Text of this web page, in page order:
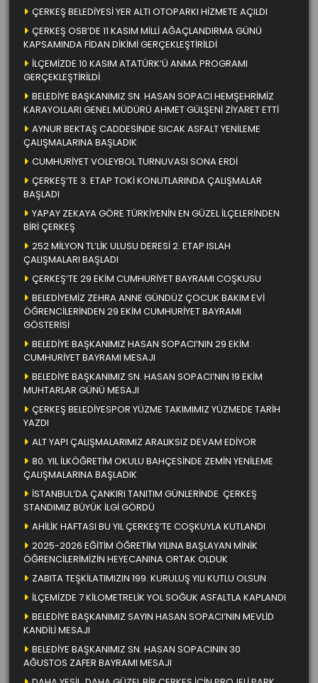
ÇERKEŞ BELEDİYESİ YER ALTI OTOPARKI HİZMETE AÇILDI
ÇERKEŞ OSB’DE 11 KASIM MİLLİ AĞAÇLANDIRMA GÜNÜ
KAPSAMINDA FİDAN DİKİMİ GERÇEKLEŞTİRİLDİ
İLÇEMİZDE 10 KASIM ATATÜRK’Ü ANMA PROGRAMI
GERÇEKLEŞTİRİLDİ
BELEDİYE BAŞKANIMIZ SN. HASAN SOPACI HEMŞEHRİMİZ
KARAYOLLARI GENEL MÜDÜRÜ AHMET GÜLŞENİ ZİYARET ETTİ
AYNUR BEKTAŞ CADDESİNDE SICAK ASFALT YENİLEME
ÇALIŞMALARINA BAŞLADIK
CUMHURİYET VOLEYBOL TURNUVASI SONA ERDİ
ÇERKEŞ’TE 3. ETAP TOKİ KONUTLARINDA ÇALIŞMALAR
BAŞLADI
YAPAY ZEKAYA GÖRE TÜRKİYENİN EN GÜZEL İLÇELERİNDEN
BİRİ ÇERKEŞ
252 MİLYON TL’LİK ULUSU DERESİ 2. ETAP ISLAH
ÇALIŞMALARI BAŞLADI
ÇERKEŞ’TE 29 EKİM CUMHURİYET BAYRAMI COŞKUSU
BELEDİYEMİZ ZEHRA ANNE GÜNDÜZ ÇOCUK BAKIM EVİ
ÖĞRENCİLERİNDEN 29 EKİM CUMHURİYET BAYRAMI
GÖSTERİSİ
BELEDİYE BAŞKANIMIZ HASAN SOPACI’NIN 29 EKİM
CUMHURİYET BAYRAMI MESAJI
BELEDİYE BAŞKANIMIZ SN. HASAN SOPACI’NIN 19 EKİM
MUHTARLAR GÜNÜ MESAJI
ÇERKEŞ BELEDİYESPOR YÜZME TAKIMIMIZ YÜZMEDE TARİH
YAZDI
ALT YAPI ÇALIŞMALARIMIZ ARALIKSIZ DEVAM EDİYOR
80. YIL İLKÖĞRETİM OKULU BAHÇESİNDE ZEMİN YENİLEME
ÇALIŞMALARINA BAŞLADIK
İSTANBUL’DA ÇANKIRI TANITIM GÜNLERİNDE ÇERKEŞ
STANDIMIZ BÜYÜK İLGİ GÖRDÜ
AHİLİK HAFTASI BU YIL ÇERKEŞ’TE COŞKUYLA KUTLANDI
2025-2026 EĞİTİM ÖĞRETİM YILINA BAŞLAYAN MİNİK
ÖĞRENCİLERİMİZİN HEYECANINA ORTAK OLDUK
ZABITA TEŞKİLATIMIZIN 199. KURULUŞ YILI KUTLU OLSUN
İLÇEMİZDE 7 KİLOMETRELİK YOL SOĞUK ASFALTLA KAPLANDI
BELEDİYE BAŞKANIMIZ SAYIN HASAN SOPACI’NIN MEVLİD
KANDİLİ MESAJI
BELEDİYE BAŞKANIMIZ SN. HASAN SOPACININ 30
AĞUSTOS ZAFER BAYRAMI MESAJI